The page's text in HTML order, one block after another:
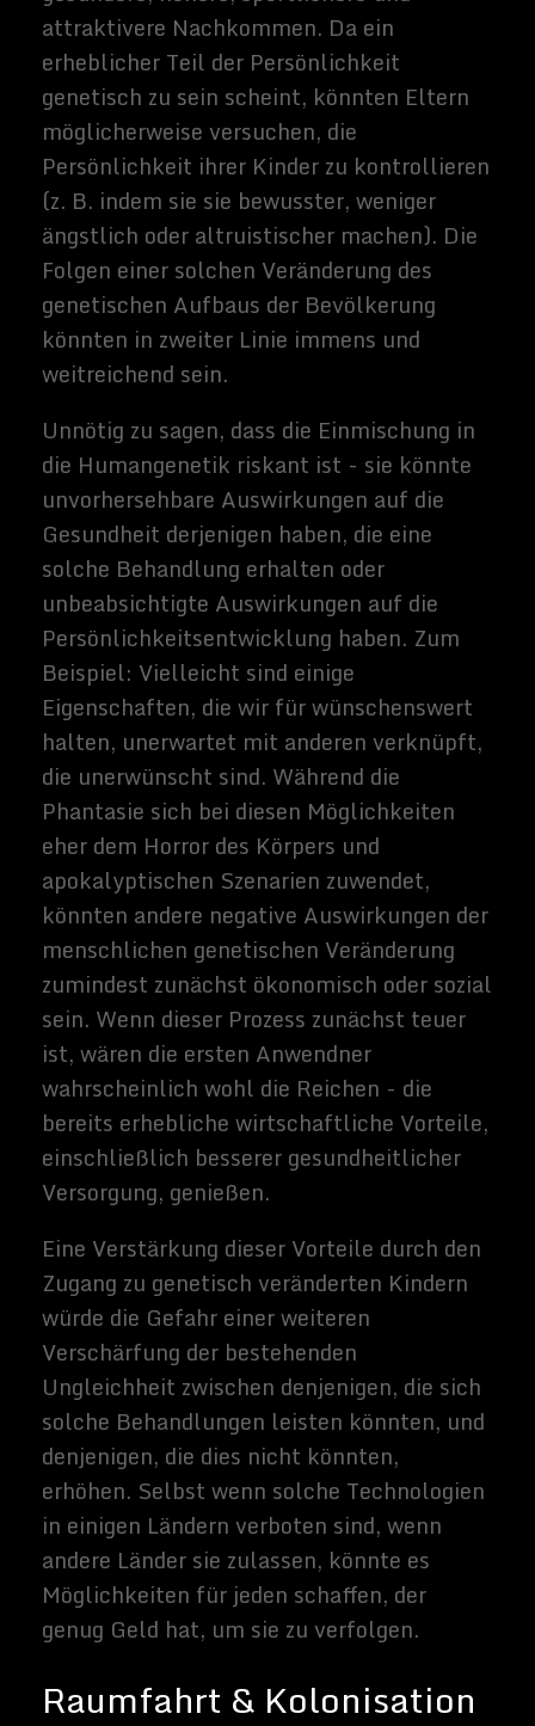
grundlegend ist wie das Wissen um unsere
eigene Sterblichkeit, wäre es sehr
schwierig, dies zu tun.
Außerdem wäre diese Technologie, wie bei
der gentechnischen Veränderung des
Menschen, wahrscheinlich zu teuer für alle
anderen, aber die Reichen, um sie zunächst
zu nutzen, und somit ihr wirtschaftliches
Bein weiter zu verschärfen. Diese
Möglichkeit würde die jungen Armen noch
stärker benachteiligen, als sie es derzeit
tun. Und ohne das Aussterben der älteren
Generationen haben jüngere Menschen
möglicherweise nicht die gleiche Fähigkeit,
im Laufe der Zeit an Macht und Autorität
zu einer sozialen Struktur führen, in der die
sehr alte (aber nicht wirklich "gealterte")
Mehrheit der Macht in der Gesellschaft
kontrolliert, mit wenig Möglichkeiten für
die Jugend.
KI im Alltag
Künstliche Intelligenz ist wie genetische
Modifikation und virtuelle Realität ein
futuristisches Grundnahrungsmittel, das
manchmal mit apokalyptischen
Konnotationen einhergeht. Bei der
Auflistung verschiedener existenzieller
Bedrohungen für die Menschheit
erscheinen mehrere KI-bezogene Szenarien
in der Regel im Niedergang. Aber die
superintelligenten KI's sind nicht die erste
Art von KI, die die Menschheit
weitverbreitet einsetzt. Schon heute sehen
wir, dass überall überall enge AI-
Anwendungen entstehen.
Die KI der nahen Zukunft werden
wahrscheinlich viel klüger sein als die
Siri und Alexa, mit ihren oft komischen
Missverständnissen über grundlegende
Anweisungen. Dennoch könnte die
Prävalenz solcher AIs große soziale
Veränderungen mit sich bringen.
Verschiedene Formen der Automatisierung
haben bereits damit begonnen, Aufgaben
auszuführen, die früher dem Menschen
dienten, wie z. B. in bestimmten
Fertigungsbereichen.
Selbst AIs, die wesentlich weniger
intelligent sind als ein typischer Mensch,
könnten sich möglicherweise darauf
spezialisieren, eine große Anzahl von Büro-
oder Servicepositionen (und manuelle
Arbeitsaufträge, in Verbindung mit
physischen Maschinen) zu besetzen, die
derzeit von menschlichen Arbeitern besetzt
werden. Wäre dieser Wandel massiv und
schnell genug, könnte er das Konzept der
"Beschäftigung", wie wir es verstehen,
völlig neu ordnen oder sogar rückgängig
machen. Einige Technologen glauben, dass
die heutige Erwartung lebenslanger Arbeit
idealerweise durch ein universell
verfügbares Grundeinkommen ersetzt